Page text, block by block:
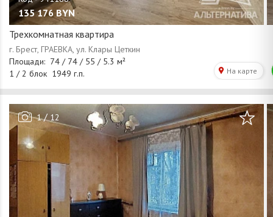
135 176 BYN
Трехкомнатная квартира
1/12